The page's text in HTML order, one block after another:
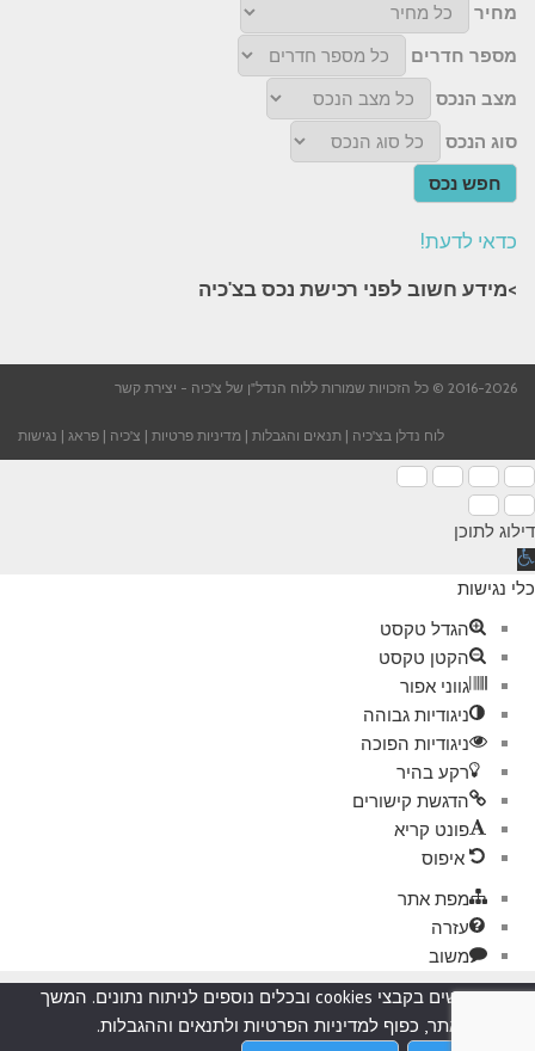
מחיר
מספר חדרים
מצב הנכס
סוג הנכס
חפש נכס
כדאי לדעת!
>מידע חשוב לפני רכישת נכס בצ'כיה​
2016-2026 © כל הזכויות שמורות ללוח הנדל"ן של צ'כיה - יצירת קשר
לוח נדלן בצ'כיה | תנאים והגבלות | מדיניות פרטיות | צ'כיה | פראג | נגישות
דילוג לתוכן
פתח
סרגל
כלי נגישות
הגדל טקסט
הקטן טקסט
גווני אפור
ניגודיות גבוהה
ניגודיות הפוכה
רקע בהיר
הדגשת קישורים
פונט קריא
איפוס
מפת אתר
עזרה
משוב
אנו משתמשים בקבצי cookies ובכלים נוספים לניתוח נתונים. המשך
השימוש באתר, כפוף למדיניות הפרטיות ולתנאים וההגבלות.